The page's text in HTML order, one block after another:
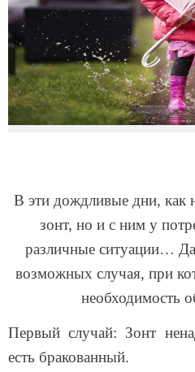
В эти дождливые дни, как
зонт, но и с ним у
различные ситуации…
возможных случая, при
необходимость
Первый случай: Зонт
есть бракованный.